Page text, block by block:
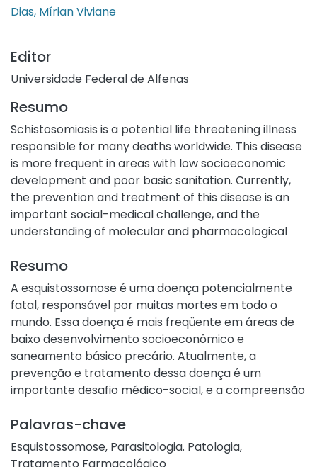
Dias, Mírian Viviane
Editor
Universidade Federal de Alfenas
Resumo
Schistosomiasis is a potential life threatening illness
responsible for many deaths worldwide. This disease
is more frequent in areas with low socioeconomic
development and poor basic sanitation. Currently,
the prevention and treatment of this disease is an
important social-medical challenge, and the
understanding of molecular and pharmacological
for the development of more effective approaches
to combat schistosomiasis. In this context, from in
vitro and in vivo integrated models, we investigated
the effect of doxycycline (Dx), a broad-spectrum
antibiotic inhibitor of matrix metaloproteinases
(MMPs), on adult Schistosoma mansoni worms and
granulomatous liver inflammation in mice infected
by this parasite. Adult S. mansoni worms in culture
treated with different concentrations of Dx (50-180
μg/mL) were analyzed during 8 days to assess its
Uninfected mice and those infected with S. mansoni,
Resumo
A esquistossomose é uma doença potencialmente
fatal, responsável por muitas mortes em todo o
mundo. Essa doença é mais freqüente em áreas de
baixo desenvolvimento socioeconômico e
saneamento básico precário. Atualmente, a
prevenção e tratamento dessa doença é um
importante desafio médico-social, e a compreensão
associados à doença é fundamental para o
desenvolvimento de abordagens mais eficazes no
combate à esquistossomose. A partir de modelos in
Palavras-chave
Esquistossomose, Parasitologia. Patologia,
Tratamento Farmacológico